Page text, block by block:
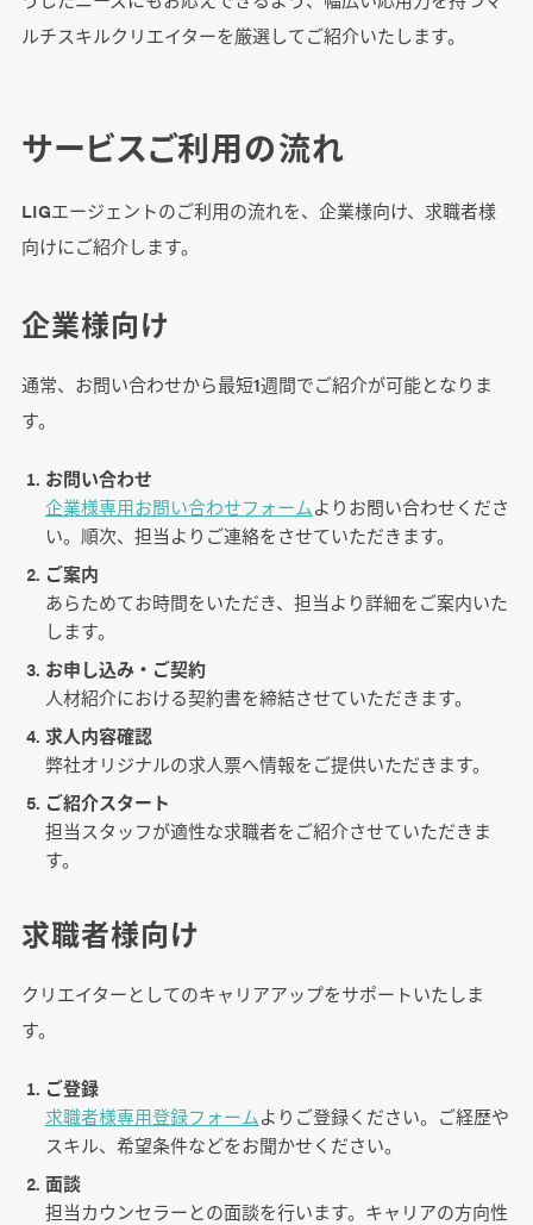
ルチスキルクリエイターを厳選してご紹介いたします。
サービスご利用の流れ
LIGエージェントのご利用の流れを、企業様向け、求職者様
向けにご紹介します。
企業様向け
通常、お問い合わせから最短1週間でご紹介が可能となりま
す。
お問い合わせ
企業様専用お問い合わせフォームよりお問い合わせくださ
い。順次、担当よりご連絡をさせていただきます。
ご案内
あらためてお時間をいただき、担当より詳細をご案内いた
します。
お申し込み・ご契約
人材紹介における契約書を締結させていただきます。
求人内容確認
弊社オリジナルの求人票へ情報をご提供いただきます。
ご紹介スタート
担当スタッフが適性な求職者をご紹介させていただきま
す。
求職者様向け
クリエイターとしてのキャリアアップをサポートいたしま
す。
ご登録
求職者様専用登録フォームよりご登録ください。ご経歴や
スキル、希望条件などをお聞かせください。
面談
担当カウンセラーとの面談を行います。キャリアの方向性